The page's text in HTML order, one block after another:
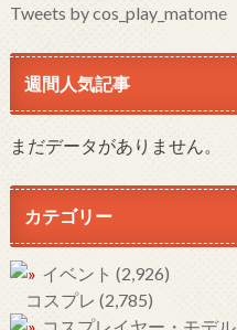
Tweets by cos_play_matome
週間人気記事
まだデータがありません。
カテゴリー
イベント (2,926)
コスプレ (2,785)